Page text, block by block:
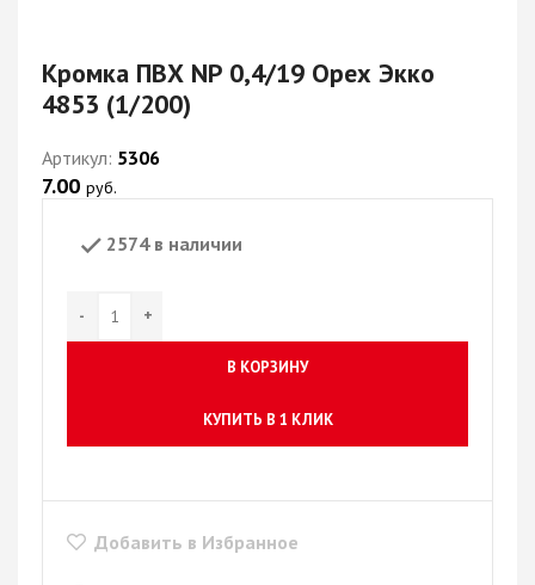
Кромка ПВХ NP 0,4/19 Орех Экко
4853 (1/200)
Артикул: 5306
7.00 руб.
2574 в наличии
В КОРЗИНУ
КУПИТЬ В 1 КЛИК
Добавить в Избранное